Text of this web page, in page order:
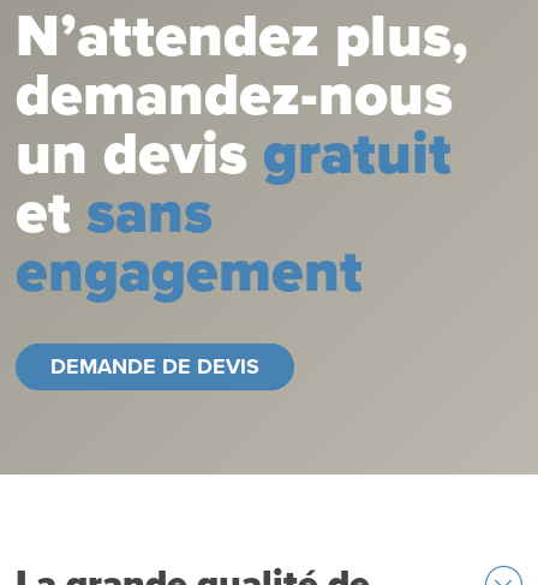
N’attendez plus,
demandez-nous
un devis gratuit
etsans
engagement
DEMANDE DE DEVIS